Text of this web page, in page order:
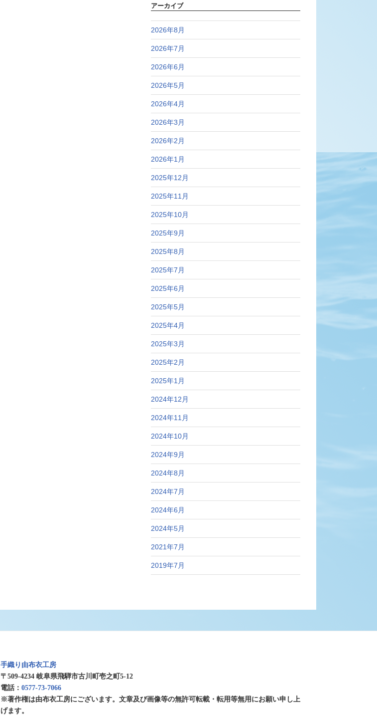
アーカイブ
2026年8月
2026年7月
2026年6月
2026年5月
2026年4月
2026年3月
2026年2月
2026年1月
2025年12月
2025年11月
2025年10月
2025年9月
2025年8月
2025年7月
2025年6月
2025年5月
2025年4月
2025年3月
2025年2月
2025年1月
2024年12月
2024年11月
2024年10月
2024年9月
2024年8月
2024年7月
2024年6月
2024年5月
2021年7月
2019年7月
手織り由布衣工房
〒509-4234 岐阜県飛騨市古川町壱之町5-12
電話：0577-73-7066
※著作権は由布衣工房にございます。文章及び画像等の無許可転載・転用等無用にお願い申し上
げます。